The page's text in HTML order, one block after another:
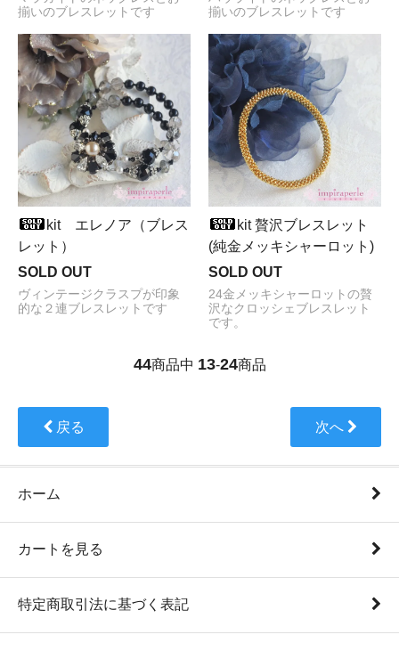
揃いのブレスレットです
揃いのブレスレットです
kit エレノア（ブレス
レット）
SOLD OUT
ヴィンテージクラスプが印象
的な２連ブレスレットです
kit 贅沢ブレスレット
(純金メッキシャーロット)
SOLD OUT
24金メッキシャーロットの贅
沢なクロッシェブレスレット
です。
44商品中 13-24商品
戻る 次へ
ホーム
カートを見る
特定商取引法に基づく表記